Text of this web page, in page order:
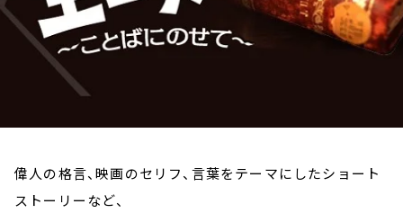
偉人の格言、映画のセリフ、言葉をテーマにしたショート
ストーリーなど、